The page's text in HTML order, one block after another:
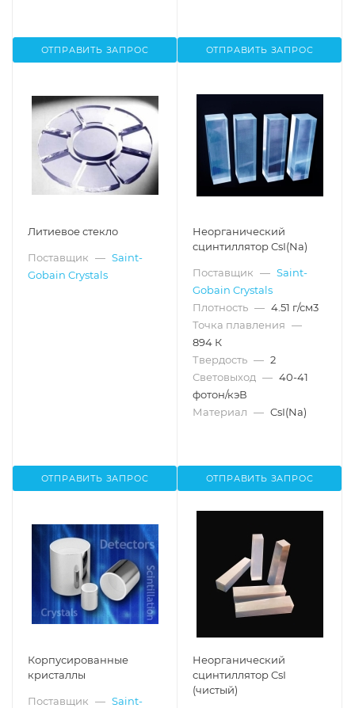
ОТПРАВИТЬ ЗАПРОС ОТПРАВИТЬ ЗАПРОС
Литиевое стекло
Поставщик — Saint-
Gobain Crystals
ОТПРАВИТЬ ЗАПРОС
Неорганический
сцинтиллятор CsI(Na)
Поставщик — Saint-
Gobain Crystals
Плотность — 4.51 г/см3
Точка плавления —
894 К
Твердость — 2
Световыход — 40-41
фотон/кэВ
Материал — CsI(Na)
ОТПРАВИТЬ ЗАПРОС
Корпусированные
кристаллы
Поставщик — Saint-
Неорганический
сцинтиллятор CsI
(чистый)